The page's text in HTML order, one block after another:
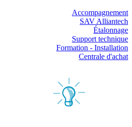
Accompagnement
SAV Alliantech
Étalonnage
Support technique
Formation - Installation
Centrale d'achat